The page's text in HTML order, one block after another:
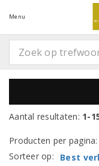
Menu
Aantal resultaten: 1-
Producten per pagina:
Sorteer op:
Best